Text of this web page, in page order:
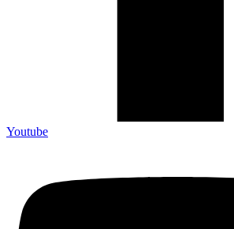
Youtube